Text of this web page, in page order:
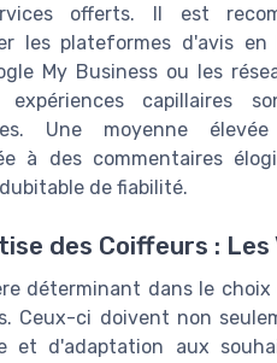
offerts. Il est
les plateformes d'avis en
My Business ou les
capillaires
Une moyenne
à des commentaires
de fiabilité.
des Coiffeurs :
déterminant dans le
Ceux-ci doivent non
et d'adaptation aux